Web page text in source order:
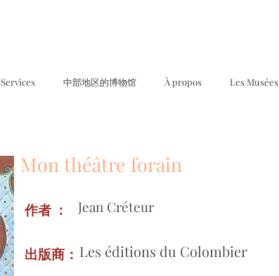
Services 中部地区的博物馆 À propos Les Musées
Mon théâtre forain
作者 ： Jean Créteur
Les éditions du Colombier
出版商：